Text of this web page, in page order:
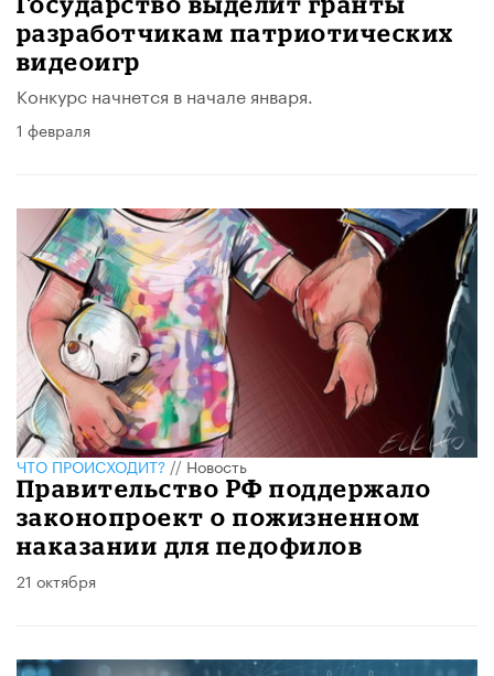
разработчикам патриотических
видеоигр
Конкурс начнется в начале января.
1 февраля
ЧТО ПРОИСХОДИТ?//Новость
Правительство РФ поддержало
законопроект о пожизненном
наказании для педофилов
21 октября